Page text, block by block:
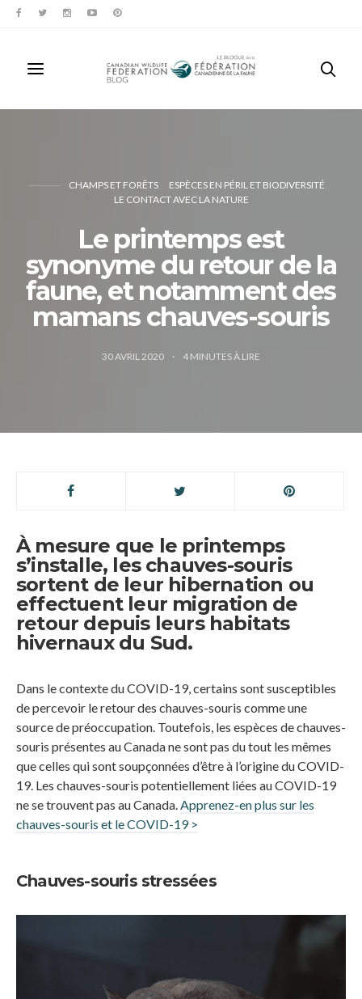
CHAMPS ET FORÊTS
ESPÈCES EN PÉRIL ET BIODIVERSITÉ
LE CONTACT AVEC LA NATURE
Le printemps est
synonyme du retour de la
faune, et notamment des
mamans chauves-souris
30 AVRIL 2020 4 MINUTES À LIRE
À mesure que le printemps
s’installe, les chauves-souris
sortent de leur hibernation ou
effectuent leur migration de
retour depuis leurs habitats
hivernaux du Sud.
Dans le contexte du COVID-19, certains sont susceptibles
de percevoir le retour des chauves-souris comme une
source de préoccupation. Toutefois, les espèces de chauves-
souris présentes au Canada ne sont pas du tout les mêmes
que celles qui sont soupçonnées d’être à l’origine du COVID-
19. Les chauves-souris potentiellement liées au COVID-19
ne se trouvent pas au Canada.Apprenez-en plus sur les
chauves-souris et le COVID-19 >
Chauves-souris stressées